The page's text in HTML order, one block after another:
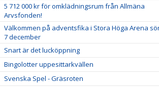
5 712 000 kr för omklädningsrum från Allmäna
Arvsfonden!
Välkommen på adventsfika i Stora Höga Arena
7 december
Snart är det lucköppning
Bingolotter uppesittarkvällen
Svenska Spel - Gräsroten